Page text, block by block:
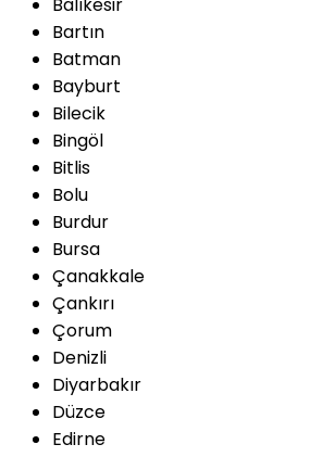
Bartın
Batman
Bayburt
Bilecik
Bingöl
Bitlis
Bolu
Burdur
Bursa
Çanakkale
Çankırı
Çorum
Denizli
Diyarbakır
Düzce
Edirne